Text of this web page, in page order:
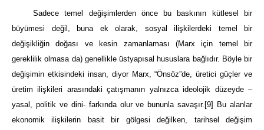
Sadece temel değişimlerden önce bu baskının kütlesel bir
büyümesi değil, buna ek olarak, sosyal ilişkilerdeki temel bir
değişikliğin doğası ve kesin zamanlaması (Marx için temel bir
gereklilik olmasa da) genellikle üstyapısal hususlara bağlıdır. Böyle bir
değişimin etkisindeki insan, diyor Marx, “Önsöz”de, üretici güçler ve
üretim ilişkileri arasındaki çatışmanın yalnızca ideolojik düzeyde –
yasal, politik ve dini- farkında olur ve bununla savaşır. [9]
Bu alanlar
ekonomik ilişkilerin basit bir gölgesi değilken, tarihsel değişim